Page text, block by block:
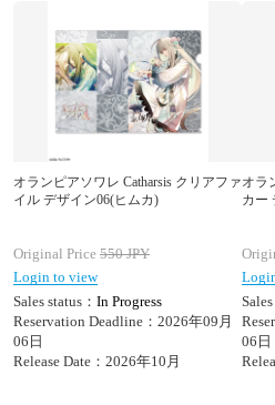
オランピアソワレ Catharsis クリアファ
イル デザイン06(ヒムカ)
Original Price 550JPY
Login to view
Sales status： In Progress
Reservation Deadline：2026年09月
06日
Release Date：2026年10月
オラ
カー
Sales
06日